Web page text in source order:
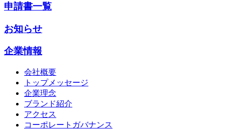
申請書一覧
お知らせ
企業情報
会社概要
トップメッセージ
企業理念
ブランド紹介
アクセス
コーポレートガバナンス